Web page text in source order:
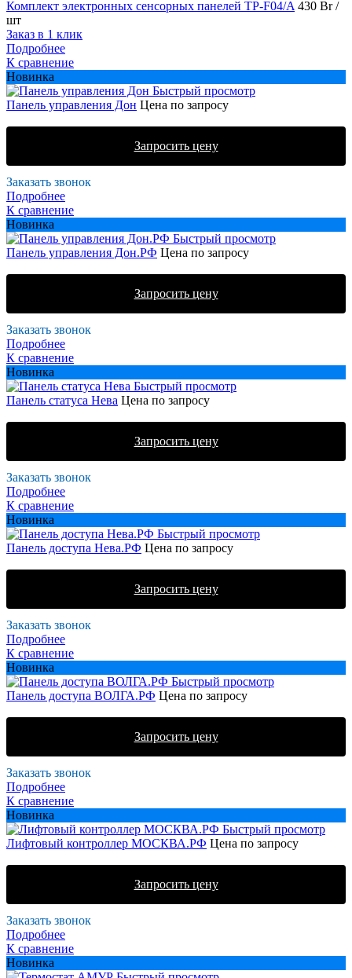
Комплект электронных сенсорных панелей TP-F04/A 430 Br/
шт
Заказ в 1 клик
Подробнее
К сравнение
Новинка
Быстрый просмотр
Панель управления Дон Цена по запросу
Запросить цену
Заказать звонок
Подробнее
К сравнение
Новинка
Быстрый просмотр
Панель управления Дон.РФ Цена по запросу
Запросить цену
Заказать звонок
Подробнее
К сравнение
Новинка
Быстрый просмотр
Панель статуса Нева Цена по запросу
Запросить цену
Заказать звонок
Подробнее
К сравнение
Новинка
Быстрый просмотр
Панель доступа Нева.РФ Цена по запросу
Запросить цену
Заказать звонок
Подробнее
К сравнение
Новинка
Быстрый просмотр
Панель доступа ВОЛГА.РФ Цена по запросу
Запросить цену
Заказать звонок
Подробнее
К сравнение
Новинка
Быстрый просмотр
Лифтовый контроллер МОСКВА.РФ Цена по запросу
Запросить цену
Заказать звонок
Подробнее
К сравнение
Новинка